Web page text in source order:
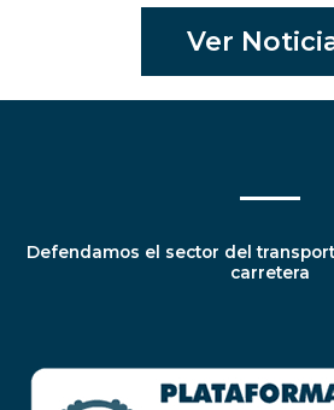
Ver
Defendamos el sector del
carretera